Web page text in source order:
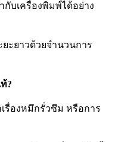
กับเครื่องพิมพ์ได้อย่าง
ะยาวด้วยจำนวนการ
?
รื่องหมึกรั่วซึม หรือการ